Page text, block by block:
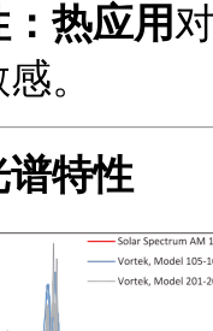
热应用
。
谱特性